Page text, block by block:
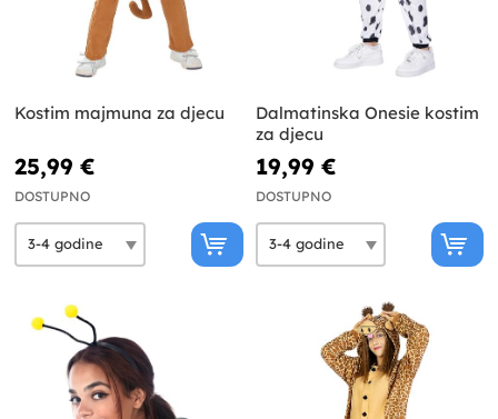
Kostim majmuna za djecu
25,99 €
DOSTUPNO
Dalmatinska Onesie kostim
za djecu
19,99 €
DOSTUPNO